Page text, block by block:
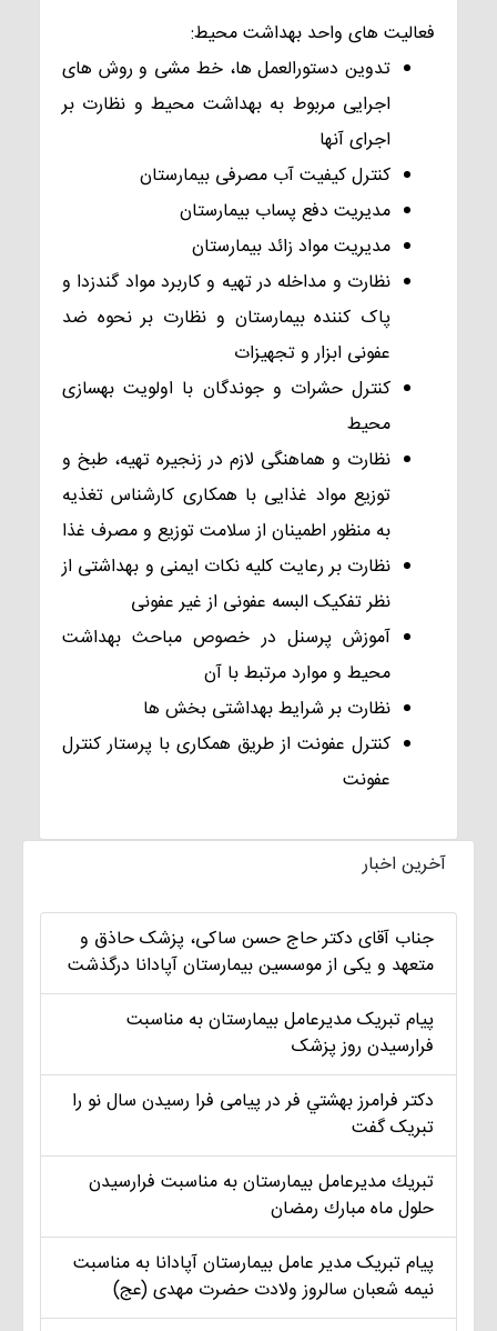
فعالیت های واحد بهداشت محیط:
تدوین دستورالعمل ها، خط مشی و روش های
اجرایی مربوط به بهداشت محیط و نظارت بر
اجرای آنها
کنترل کیفیت آب مصرفی بیمارستان
مدیریت دفع پساب بیمارستان
مدیریت مواد زائد بیمارستان
نظارت و مداخله در تهیه و کاربرد مواد گندزدا و
پاک کننده بیمارستان و نظارت بر نحوه ضد
عفونی ابزار و تجهیزات
کنترل حشرات و جوندگان با اولویت بهسازی
محیط
نظارت و هماهنگی لازم در زنجیره تهیه، طبخ و
توزیع مواد غذایی با همکاری کارشناس تغذیه
به منظور اطمینان از سلامت توزیع و مصرف غذا
نظارت بر رعایت کلیه نکات ایمنی و بهداشتی از
نظر تفکیک البسه عفونی از غیر عفونی
آموزش پرسنل در خصوص مباحث بهداشت
محیط و موارد مرتبط با آن
نظارت بر شرایط بهداشتی بخش ها
کنترل عفونت از طریق همکاری با پرستار کنترل
عفونت
آخرین اخبار
جناب آقای دکتر حاج حسن ساکی، پزشک حاذق و
متعهد و یکی از موسسین بیمارستان آپادانا درگذشت
پیام تبریک مديرعامل بيمارستان به مناسبت
فرارسیدن روز پزشک
دکتر فرامرز بهشتي فر در پیامی فرا رسیدن سال نو را
تبریک گفت
تبريك مديرعامل بيمارستان به مناسبت فرارسيدن
حلول ماه مبارك رمضان
پیام تبریک مدير عامل بيمارستان آپادانا به مناسبت
نیمه شعبان سالروز ولادت حضرت مهدی (عج)